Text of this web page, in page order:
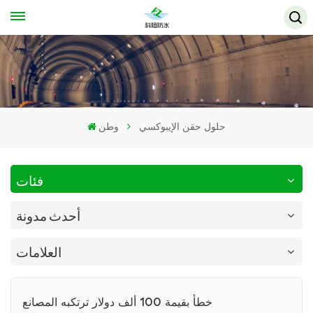
وطن حلول حقن الإيبوكسي
فئات
أحدث مدونة
العلامات
خطأ بقيمة 100 ألف دولار ترتكبه المصانع